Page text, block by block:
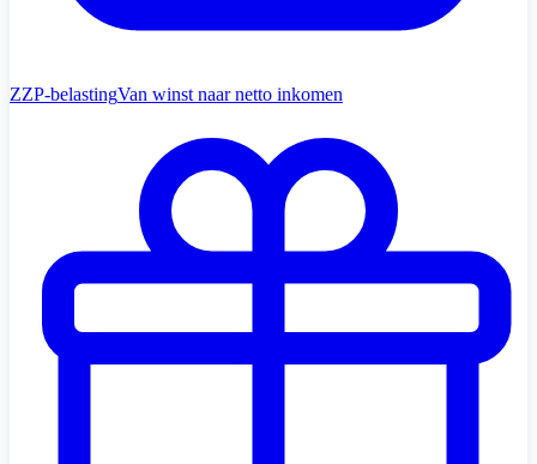
ZZP-belastingVan winst naar netto inkomen